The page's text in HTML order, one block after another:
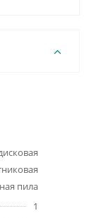
пила
1